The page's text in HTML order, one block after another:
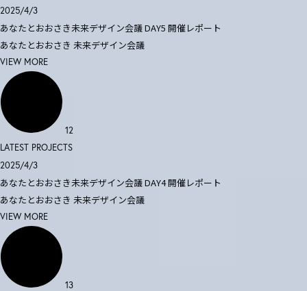
2025/4/3
あなたとおおさき未来デザイン会議 DAY5 開催レポート
あなたとおおさき 未来デザイン会議
VIEW MORE
12
LATEST PROJECTS
2025/4/3
あなたとおおさき未来デザイン会議 DAY4 開催レポート
あなたとおおさき 未来デザイン会議
VIEW MORE
13